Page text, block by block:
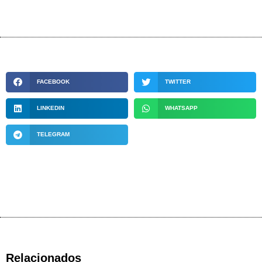
FACEBOOK TWITTER
LINKEDIN WHATSAPP
TELEGRAM
Relacionados